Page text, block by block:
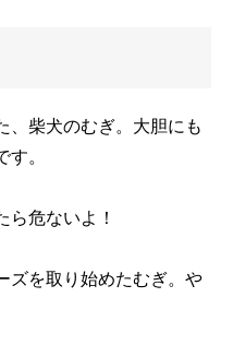
、柴犬のむぎ。大胆にも
。
ら危ないよ！
ズを取り始めたむぎ。や